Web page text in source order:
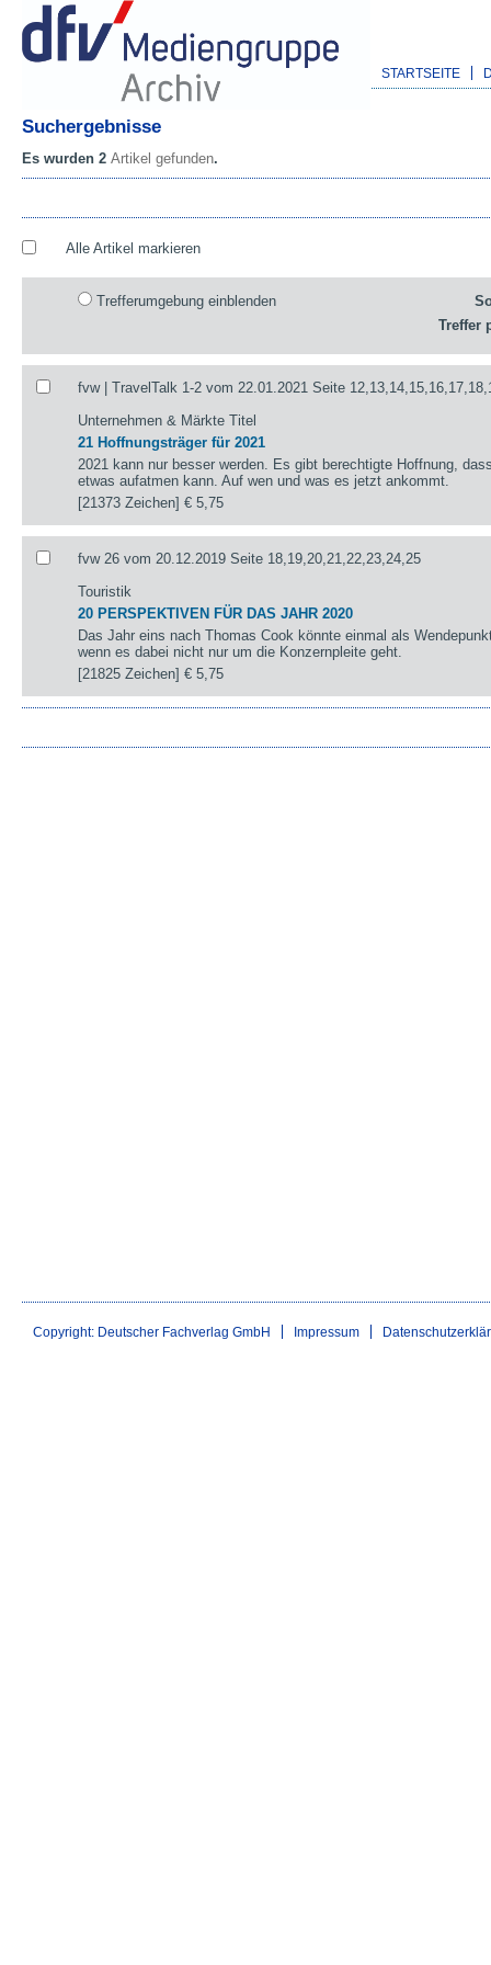
STARTSEITE
Suchergebnisse
Es wurden 2 Artikel gefunden.
Alle Artikel markieren
Trefferumgebung einblenden
Treffer
fvw | TravelTalk 1-2 vom 22.01.2021 Seite
Unternehmen & Märkte Titel
21 Hoffnungsträger für 2021
2021 kann nur besser werden. Es gibt berechtigte Hoffnung,
etwas aufatmen kann. Auf wen und was es jetzt ankommt.
[21373 Zeichen]€ 5,75
fvw 26 vom 20.12.2019 Seite 18,19,20,21,22,23,24,25
Touristik
20 PERSPEKTIVEN FÜR DAS JAHR 2020
Das Jahr eins nach Thomas Cook könnte einmal als
wenn es dabei nicht nur um die Konzernpleite geht.
[21825 Zeichen]€ 5,75
Copyright: Deutscher Fachverlag GmbH Impressum